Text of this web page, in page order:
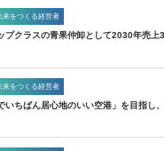
来をつくる経営者
プクラスの青果仲卸として2030年売上
来をつくる経営者
いちばん居心地のいい空港」を目指し